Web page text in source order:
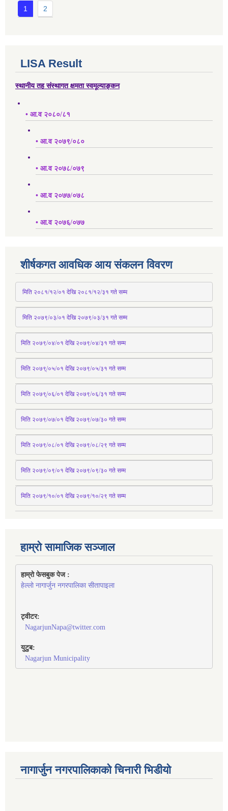
1 2
LISA Result
स्थानीय तह संस्थागत क्षमता स्वमूल्याङ्कन
• आ.व २०८०/८१
• आ.व २०७९/०८०
• आ.व २०७८/०७९
• आ.व २०७७/०७८
• आ.व २०७६/०७७
शीर्षकगत आवधिक आय संकलन विवरण
मिति २०८१/१२/०१ देखि २०८१/१२/३१ गते सम्म
मिति २०७९/०३/०१ देखि २०७९/०३/३१ गते सम्म
मिति २०७९/०४/०१ देखि २०७९/०४/३१ गते सम्म
मिति २०७९्/०५/०१ देखि २०७९/०५/३१ गते सम्म
मिति २०७९्/०६/०१ देखि २०७९/०६/३१ गते सम्म
मिति २०७९/०७/०१ देखि २०७९/०७/३० गते सम्म
मिति २०७९/०८/०१ देखि २०७९/०८/२९ गते सम्म
मिति २०७९/०९/०१ देखि २०७९/०९/३० गते सम्म
मिति २०७९/१०/०१ देखि २०७९/१०/२९ गते सम्म
हाम्रो सामाजिक सञ्जाल
हाम्रो फेसबुक पेज :
हेल्लो नागार्जुन नगरपालिका सीतापाइला
ट्वीटर:
NagarjunNapa@twitter.com
युटुब:
Nagarjun Municipality
नागार्जुन नगरपालिकाको चिनारी भिडीयो